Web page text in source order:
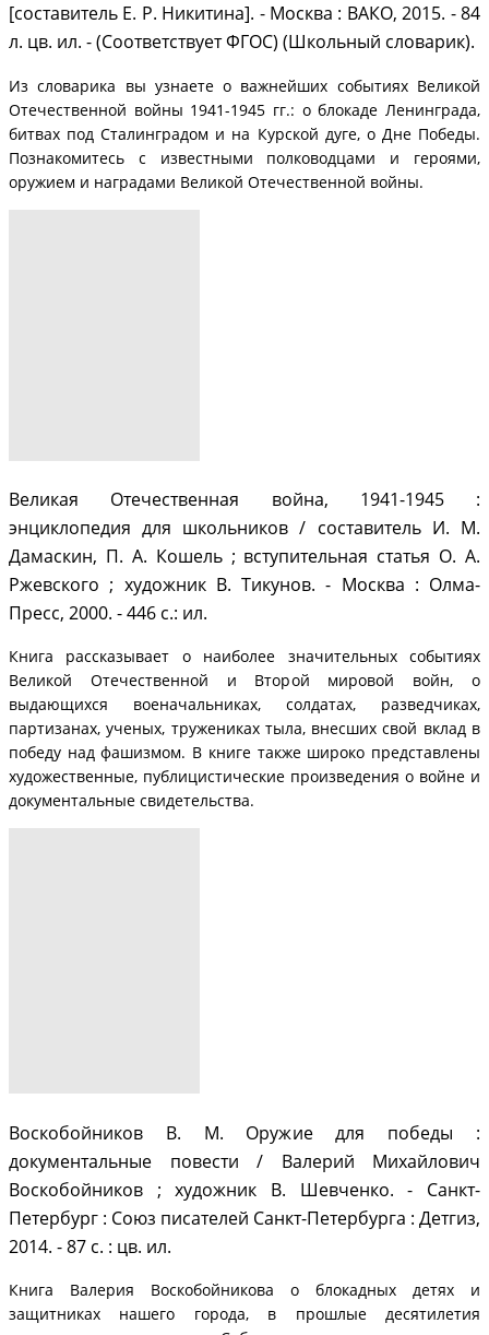
[составитель Е. Р. Никитина]. - Москва : ВАКО, 2015. - 84
л. цв. ил. - (Соответствует ФГОС) (Школьный словарик).
Из словарика вы узнаете о важнейших событиях Великой
Отечественной войны 1941-1945 гг.: о блокаде Ленинграда,
битвах под Сталинградом и на Курской дуге, о Дне Победы.
Познакомитесь с известными полководцами и героями,
оружием и наградами Великой Отечественной войны.
Великая Отечественная война, 1941-1945 :
энциклопедия для школьников / составитель И. М.
Дамаскин, П. А. Кошель ; вступительная статья О. А.
Ржевского ; художник В. Тикунов. - Москва : Олма-
Пресс, 2000. - 446 с.: ил.
Книга рассказывает о наиболее значительных событиях
Великой Отечественной и Второй мировой войн, о
выдающихся военачальниках, солдатах, разведчиках,
партизанах, ученых, тружениках тыла, внесших свой вклад в
победу над фашизмом. В книге также широко представлены
художественные, публицистические произведения о войне и
документальные свидетельства.
Воскобойников В. М. Оружие для победы :
документальные повести / Валерий Михайлович
Воскобойников ; художник В. Шевченко. - Санкт-
Петербург : Союз писателей Санкт-Петербурга : Детгиз,
2014. - 87 с. : цв. ил.
Книга Валерия Воскобойникова о блокадных детях и
защитниках нашего города, в прошлые десятилетия